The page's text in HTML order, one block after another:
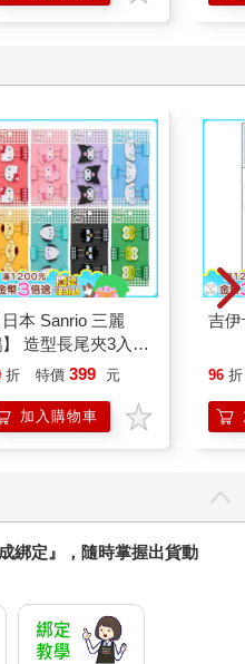
解答：頁
卻說：「子涵，姑姑今天送
數學題。做對了才能夠吃蛋
求是：切1刀可以把蛋糕切成
4塊，第3刀最多可以切成7
最多可以把蛋糕切成多少塊？
快來幫幫子涵吧！
日本 Sanrio 三麗
造型長尾夾3入組
可選) 凱蒂貓 Hello
折 特價 399 元
加入購物車
吉
96 折
綁定』，隨時掌握出貨動